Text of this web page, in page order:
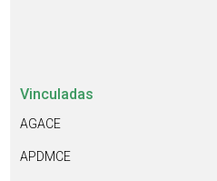
Vinculadas
AGACE
APDMCE